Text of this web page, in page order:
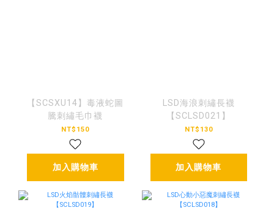
【SCSXU14】毒液蛇圖
騰刺繡毛巾襪
NT$150
加入購物車
LSD海浪刺繡長襪
【SCLSD021】
NT$130
加入購物車